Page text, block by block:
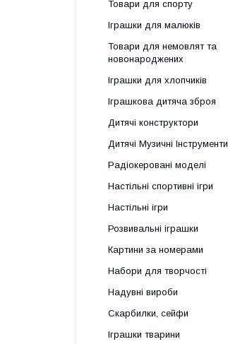
Товари для спорту
Іграшки для малюків
Товари для немовлят та
новонароджених
Іграшки для хлопчиків
Іграшкова дитяча зброя
Дитячі конструктори
Дитячі Музичні Інструменти
Радіокеровані моделі
Настільні спортивні ігри
Настільні ігри
Розвивальні іграшки
Картини за номерами
Набори для творчості
Надувні вироби
Скарбилки, сейфи
Іграшки тварини